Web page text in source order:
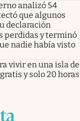
analizó 54
que algunos
declaración
perdidas y terminó
nadie había visto
vivir en una isla de
y solo 20 horas
pestañapestaña
en nueva pestaña
en nueva pestaña